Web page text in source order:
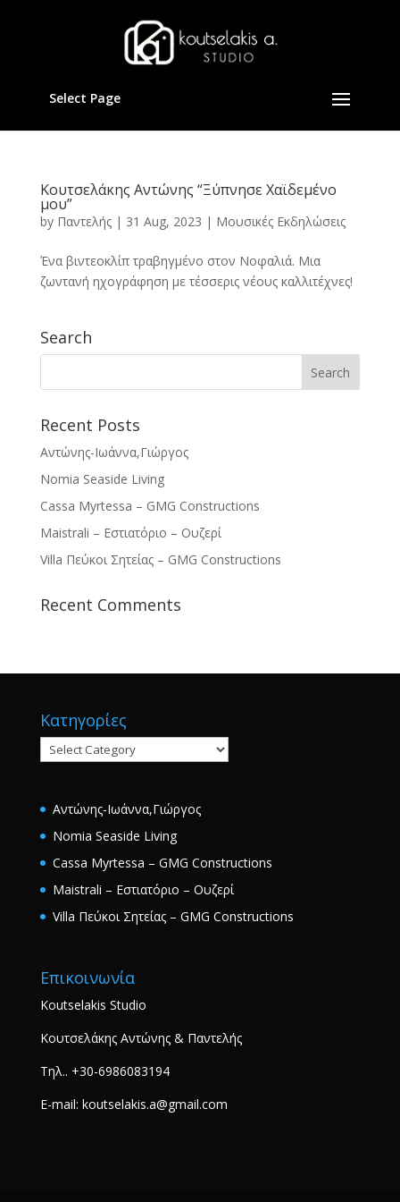
Select Page
Κουτσελάκης Αντώνης “Ξύπνησε Χαϊδεμένο
μου”
by Παντελής| 31 Aug, 2023 | Μουσικές Εκδηλώσεις
Ένα βιντεοκλίπ τραβηγμένο στον Νοφαλιά. Μια
ζωντανή ηχογράφηση με τέσσερις νέους καλλιτέχνες!
Search
Recent Posts
Αντώνης-Ιωάννα,Γιώργος
Nomia Seaside Living
Cassa Myrtessa – GMG Constructions
Maistrali – Εστιατόριο – Ουζερί
Villa Πεύκοι Σητείας – GMG Constructions
Recent Comments
Κατηγορίες
Κατηγορίες
Αντώνης-Ιωάννα,Γιώργος
Nomia Seaside Living
Cassa Myrtessa – GMG Constructions
Maistrali – Εστιατόριο – Ουζερί
Villa Πεύκοι Σητείας – GMG Constructions
Επικοινωνία
Koutselakis Studio
Κουτσελάκης Αντώνης & Παντελής
Τηλ.. +30-6986083194
E-mail: koutselakis.a@gmail.com